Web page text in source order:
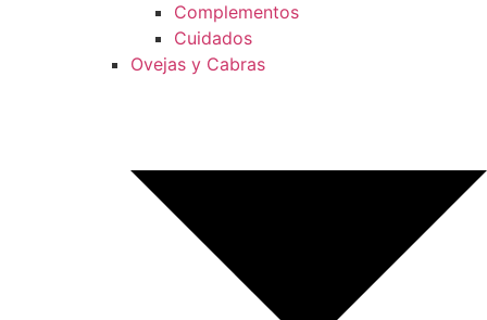
Complementos
Cuidados
Ovejas y Cabras